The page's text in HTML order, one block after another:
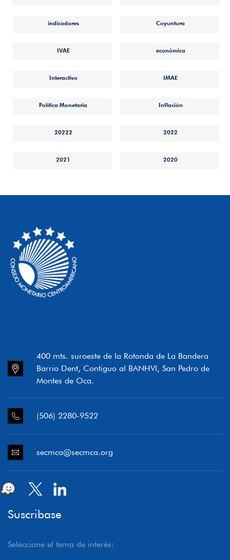
indicadores Coyuntura
IVAE económica
Interactivo IMAE
Política Monetaria Inflación
20222 2022
2021 2020
400 mts. suroeste de la Rotonda de La Bandera
Barrio Dent, Contiguo al BANHVI, San Pedro de
Montes de Oca.
(506) 2280-9522
secmca@secmca.org
Suscribase
Seleccione el tema de interés: